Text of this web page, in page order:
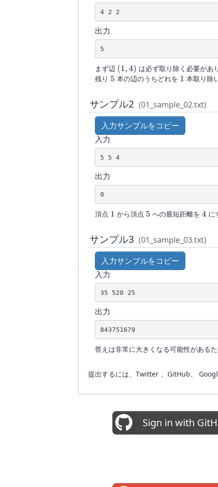
4 2 2
出力
5
まず辺 (1,4)
(1, 4) は必ず取り除く必要があ
残り 5
5 本の辺のうちどれを 1
1 本取り除
サンプル2 (01_sample_02.txt)
入力サンプルをコピー
入力
5 5 4
出力
0
頂点 1
1 から頂点 5
5 への最短距離を 4
4 に
サンプル3 (01_sample_03.txt)
入力サンプルをコピー
入力
35 520 25
出力
843751679
答えは非常に大きくなる可能性がある
提出するには、Twitter 、GitHub、
Sign in with